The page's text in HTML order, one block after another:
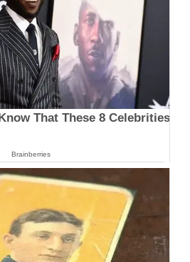
That These 8 Celebrities
Brainberries